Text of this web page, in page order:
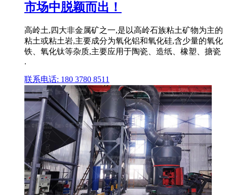
市场中脱颖而出！
高岭土,四大非金属矿之一,是以高岭石族粘土矿物为主的
粘土或粘土岩,主要成分为氧化铝和氧化硅,含少量的氧化
铁、氧化钛等杂质,主要应用于陶瓷、造纸、橡塑、搪瓷
.
联系电话: 180 3780 8511